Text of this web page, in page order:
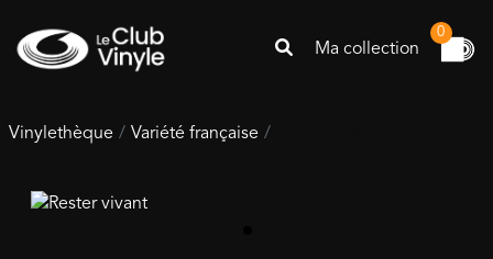
Ma collection
0
Vinylethèque Variété française